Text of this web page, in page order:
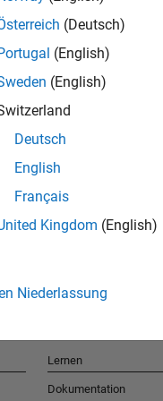
(Deutsch)
(English)
(English)
Deutsch
English
Français
Kingdom (English)
Niederlassung
Lernen
Dokumentation